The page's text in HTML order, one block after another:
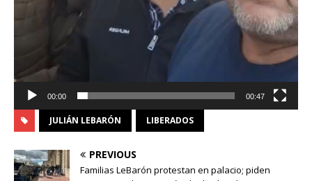
00:00 00:47
JULIÁN LEBARÓN LIBERADOS
PREVIOUS
Familias LeBarón protestan en palacio; piden